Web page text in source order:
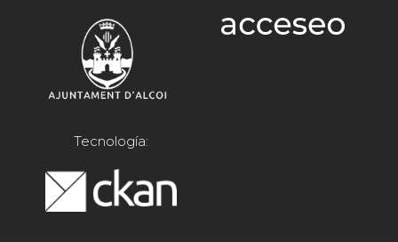
Tecnología: